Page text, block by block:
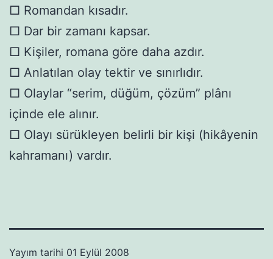
□ Romandan kısadır.
□ Dar bir zamanı kapsar.
□ Kişiler, romana göre daha azdır.
□ Anlatılan olay tektir ve sınırlıdır.
□ Olaylar “serim, düğüm, çözüm” plânı
içinde ele alınır.
□ Olayı sürükleyen belirli bir kişi (hikâyenin
kahramanı) vardır.
Yayım tarihi 01 Eylül 2008